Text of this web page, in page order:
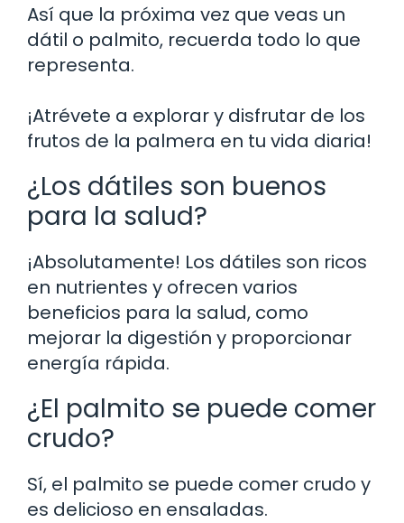
Así que la próxima vez que veas un
dátil o palmito, recuerda todo lo que
representa.
¡Atrévete a explorar y disfrutar de los
frutos de la palmera en tu vida diaria!
¿Los dátiles son buenos
para la salud?
¡Absolutamente! Los dátiles son ricos
en nutrientes y ofrecen varios
beneficios para la salud, como
mejorar la digestión y proporcionar
energía rápida.
¿El palmito se puede comer
crudo?
Sí, el palmito se puede comer crudo y
es delicioso en ensaladas.